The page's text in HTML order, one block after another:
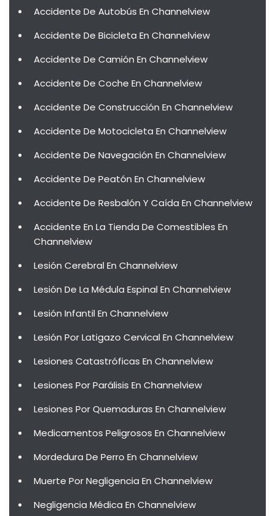
Accidente De Autobús En Channelview
Accidente De Bicicleta En Channelview
Accidente De Camión En Channelview
Accidente De Coche En Channelview
Accidente De Construcción En Channelview
Accidente De Motocicleta En Channelview
Accidente De Navegación En Channelview
Accidente De Peatón En Channelview
Accidente De Resbalón Y Caída En Channelview
Accidente En La Tienda De Comestibles En
Channelview
Lesión Cerebral En Channelview
Lesión De La Médula Espinal En Channelview
Lesión Infantil En Channelview
Lesión Por Latigazo Cervical En Channelview
Lesiones Catastróficas En Channelview
Lesiones Por Parálisis En Channelview
Lesiones Por Quemaduras En Channelview
Medicamentos Peligrosos En Channelview
Mordedura De Perro En Channelview
Muerte Por Negligencia En Channelview
Negligencia Médica En Channelview